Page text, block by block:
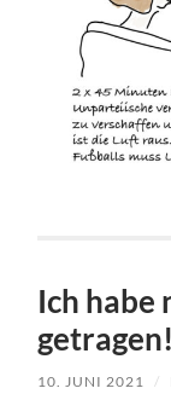
Ich habe
getragen!
10. JUNI 2021 /